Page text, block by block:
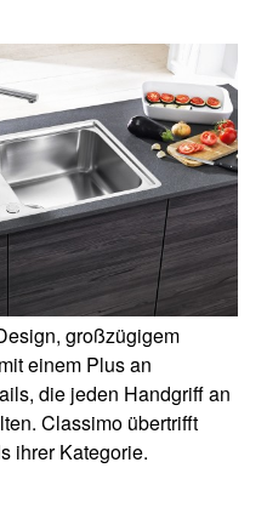
großzügigem
einem Plus an
die jeden Handgriff an
Classimo übertrifft
ihrer Kategorie.